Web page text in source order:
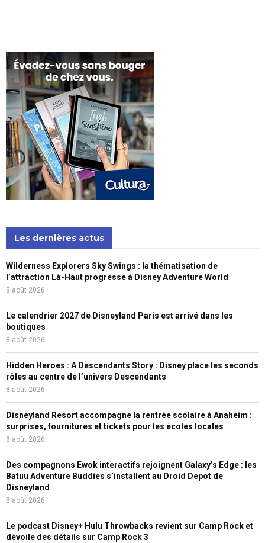
Les dernières actus
Wilderness Explorers Sky Swings : la thématisation de
l’attraction Là-Haut progresse à Disney Adventure World
8 août 2026
Le calendrier 2027 de Disneyland Paris est arrivé dans les
boutiques
8 août 2026
Hidden Heroes : A Descendants Story : Disney place les seconds
rôles au centre de l’univers Descendants
8 août 2026
Disneyland Resort accompagne la rentrée scolaire à Anaheim :
surprises, fournitures et tickets pour les écoles locales
8 août 2026
Des compagnons Ewok interactifs rejoignent Galaxy’s Edge : les
Batuu Adventure Buddies s’installent au Droid Depot de
Disneyland
8 août 2026
Le podcast Disney+ Hulu Throwbacks revient sur Camp Rock et
dévoile des détails sur Camp Rock 3